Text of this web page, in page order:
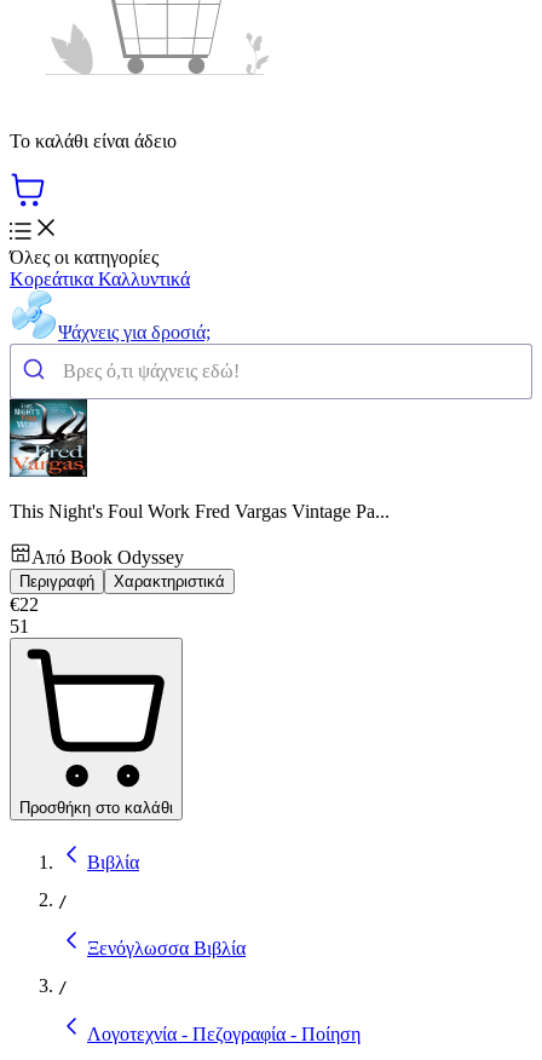
Το καλάθι είναι άδειο
Όλες οι κατηγορίες
Κορεάτικα Καλλυντικά
Ψάχνεις για δροσιά;
This Night's Foul Work Fred Vargas Vintage Pa...
Από Book Odyssey
Περιγραφή Χαρακτηριστικά
€22
51
Προσθήκη στο καλάθι
Βιβλία
/
Ξενόγλωσσα Βιβλία
/
Λογοτεχνία - Πεζογραφία - Ποίηση